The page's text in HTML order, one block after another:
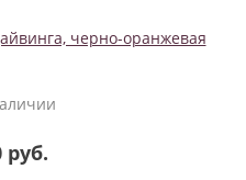
черно-оранжевая
руб.